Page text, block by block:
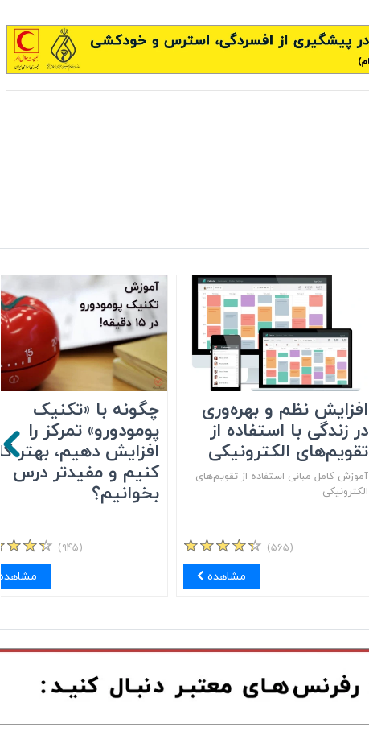
افزایش نظم و بهره‌وری
در زندگی با استفاده از
تقویم‌های الکترونیکی
آموزش کامل مبانی استفاده از تقویم‌های
الکترونیکی
(۵۶۵)
مشاهده
چگونه با «تکنیک
پومودورو» تمرکز را
افزایش دهیم، بهتر کار
کنیم و مفیدتر درس
بخوانیم؟
(۹۴۵)
مشاهده